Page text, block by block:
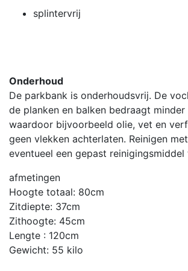
splintervrij
Onderhoud
De parkbank is onderhoudsvrij. De
de planken en balken bedraagt minder
waardoor bijvoorbeeld olie, vet en
geen vlekken achterlaten. Reinigen
eventueel een gepast reinigingsmiddel
afmetingen
Hoogte totaal: 80cm
Zitdiepte: 37cm
Zithoogte: 45cm
Lengte : 120cm
Gewicht: 55 kilo